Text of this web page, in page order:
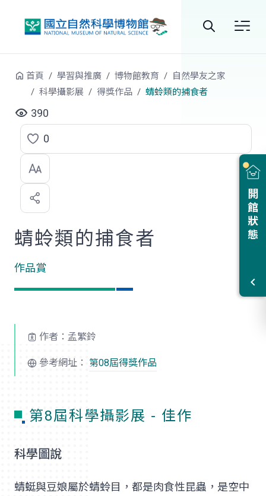
站
搜
開館狀態
首頁 學習與推廣 博物館教育
自然學友之家
科學攝影展
得獎作品 蜻蛉類的捕食者
390
點
選
喜
歡
0
蜻蛉類的捕食者
作品賞
作者：孟繁鈴
參考網址： 第08屆得獎作品
第8屆科學攝影展 - 佳作
科學圖說
蜻蜓與豆娘屬於蜻蛉目，都是肉食性昆蟲，是空中